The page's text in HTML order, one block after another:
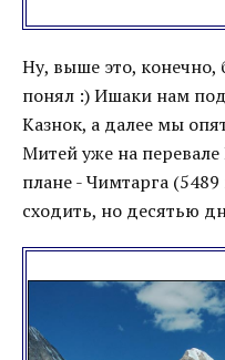
Ну, выше это, конечно,
понял :) Ишаки нам
Казнок, а далее мы
Митей уже на
плане - Чимтарга
сходить, но десятью